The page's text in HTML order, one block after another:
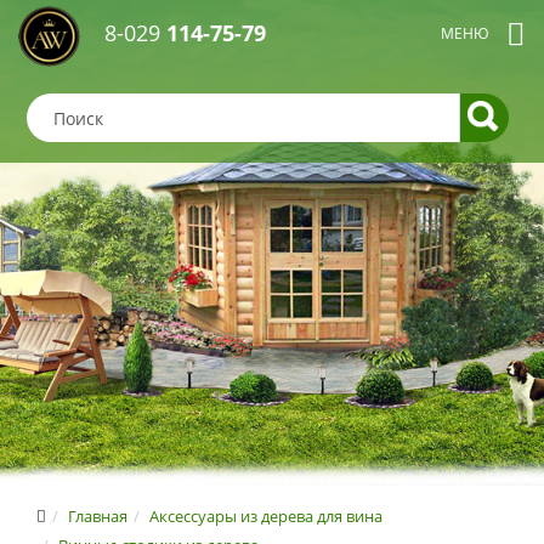
8-029 114-75-79
Главная
Аксессуары из дерева для вина